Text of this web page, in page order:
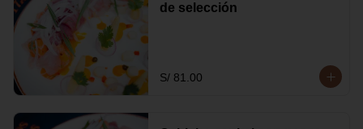
de selección
S/ 81.00